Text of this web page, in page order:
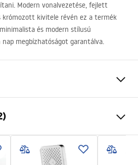
Modern vonalvezetése, fejlett
krómozott kivitele révén ez a termék
és modern stílusú
megbízhatóságot garantálva.
Csavarozható
110 mm